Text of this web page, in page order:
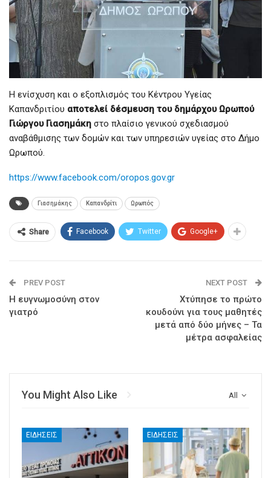
Η ενίσχυση και ο εξοπλισμός του Κέντρου Υγείας
Καπανδριτίου αποτελεί δέσμευση του δημάρχου Ωρωπού
Γιώργου Γιασημάκη στο πλαίσιο γενικού σχεδιασμού
αναβάθμισης των δομών και των υπηρεσιών υγείας στο Δήμο
Ωρωπού.
https://www.facebook.com/oropos.gov.gr
Γιασημάκης Καπανδρίτι Ωρωπός
Share Facebook Twitter Google+
PREV POST
Η ευγνωμοσύνη στον
γιατρό
NEXT POST
Χτύπησε το πρώτο
κουδούνι για τους μαθητές
μετά από δύο μήνες – Τα
μέτρα ασφαλείας
All
You Might Also Like
ΕΙΔΉΣΕΙΣ ΕΙΔΉΣΕΙΣ